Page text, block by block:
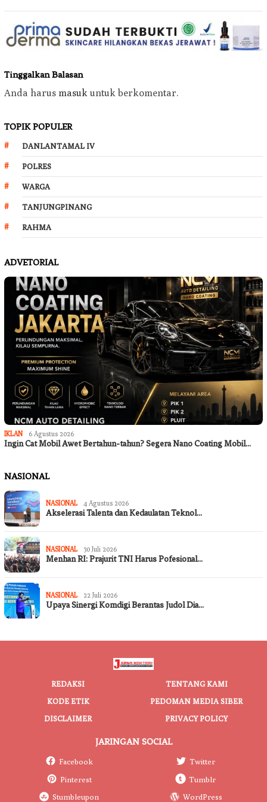
Tinggalkan Balasan
Anda harus masuk untuk berkomentar.
TOPIK POPULER
DANLANTAMAL IV
POLRES
WARGA
TANJUNGPINANG
RAHMA
ADVETORIAL
IKLAN 6 Agustus 2026
Ingin Cat Mobil Awet Bertahun-tahun? Segera Nano Coating Mobil…
NASIONAL
NASIONAL 4 Agustus 2026
Akselerasi Talenta dan Kedaulatan Teknol…
NASIONAL 30 Juli 2026
Menhan RI: Prajurit TNI Harus Pofesional…
NASIONAL 22 Juli 2026
Upaya Sinergi Komdigi Berantas Judol Dia…
REDAKSI
TENTANG KAMI
KODE ETIK
PEDOMAN MEDIA SIBER
DISCLAIMER
PRIVACY POLICY
JARINGAN SOCIAL
Facebook
Twitter
Pinterest
Tumblr
Stumbleupon
WordPress